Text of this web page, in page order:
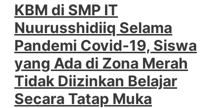
KBM di SMP IT
Nuurusshidiiq Selama
Pandemi Covid-19, Siswa
yang Ada di Zona Merah
Tidak Diizinkan Belajar
Secara Tatap Muka